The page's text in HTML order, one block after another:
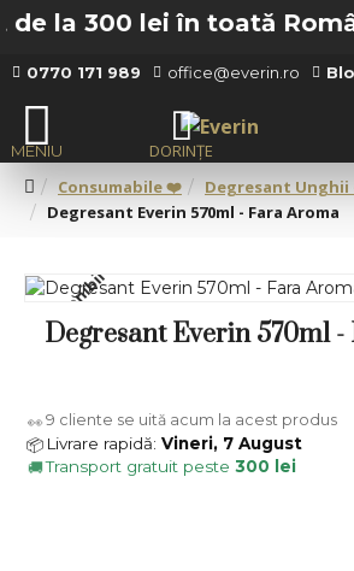
la 300 lei în toată
0770 171 989 office@everin.ro
Consumabile ❤️
Degresant Unghii
Degresant Everin 570ml - Fara Aroma
Indisponibil
Degresant Everin 570ml
👀 9 cliente se uită acum la acest produs
📦 Livrare rapidă: Vineri, 7 August
🚚Transport gratuit peste 300 lei